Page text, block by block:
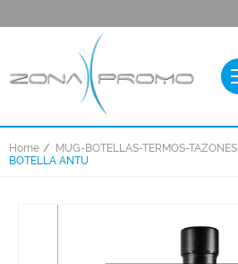
Home MUG-BOTELLAS-TERMOS-TAZONES
BOTELLA ANTU